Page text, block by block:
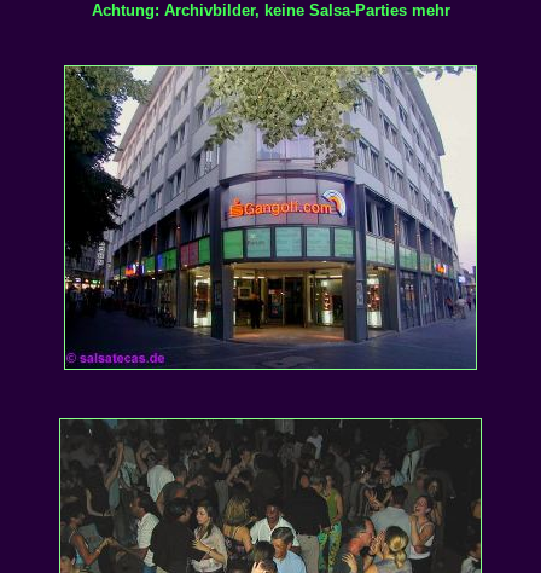
Achtung: Archivbilder, keine Salsa-Parties mehr